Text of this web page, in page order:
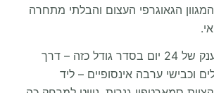
הגאוגרפי העצום והבלתי מתחרה
אל תשאירו טיול ענק של 24 יום בסדר גודל כזה – דרך
וכבישי ערבה אינסופיים – ליד